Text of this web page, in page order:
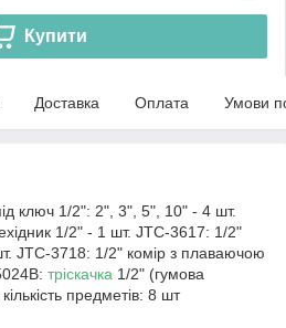
Купити
Доставка Оплата Умови
ключ 1/2": 2", 3", 5", 10" - 4 шт.
1/2" - 1 шт. JTC-3617: 1/2"
JTC-3718: 1/2" комір з плаваючою
тріскачка 1/2" (гумова
предметів: 8 шт